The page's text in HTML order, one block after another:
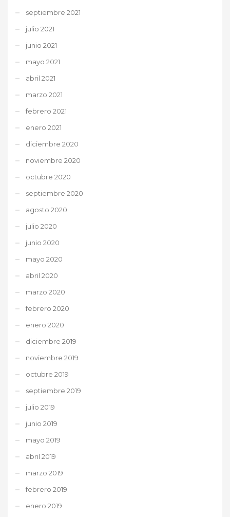
septiembre 2021
julio 2021
junio 2021
mayo 2021
abril 2021
marzo 2021
febrero 2021
enero 2021
diciembre 2020
noviembre 2020
octubre 2020
septiembre 2020
agosto 2020
julio 2020
junio 2020
mayo 2020
abril 2020
marzo 2020
febrero 2020
enero 2020
diciembre 2019
noviembre 2019
octubre 2019
septiembre 2019
julio 2019
junio 2019
mayo 2019
abril 2019
marzo 2019
febrero 2019
enero 2019